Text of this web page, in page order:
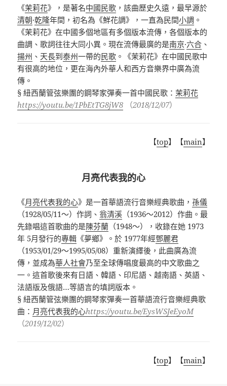
《茉莉花》，是著名中國民歌 ，該曲歷史久遠，最早源於
清朝·乾隆年間，初名為《鮮花調》，一直為民間小調 。
《茉莉花》在中國多個地區有多個版本流傳，各個版本的
曲調、歌詞往往大同小異。現在流傳最廣的是南京·六合 、
揚州 、 天長到泰州一帶的民歌 。《茉莉花》在中國民歌中
有很高的地位，更在海內外華人和西方音樂界中廣為流
傳。
§紐西蘭管弦樂團的鋼琴家彈奏一首中國民歌： 茉莉花
https://youtu.be/1PbEtTG8jW8
（2018/12/07）
【top】【main】
月亮代表我的心
《月亮代表我的心》是一首華語流行音樂經典歌曲，孫儀
（1928/05/11～）作詞、翁清溪 （1936～2012）作曲。最
先錄唱這首歌曲的是陳芬蘭 （1948～），收錄在她 1973
年 5月發行的專輯 《夢鄉》。於 1977年經鄧麗君
（1953/01/29～1995/05/08）重新演繹後，此曲廣為流
傳，並成為華人社會乃至全球傳唱度最高的中文歌曲之
一。這首歌後來有日語、韓語、印尼語、越南語、英語、
法語版及俄語…等語言的填詞版本。
§紐西蘭管弦樂團的鋼琴家彈奏一首華語流行音樂經典歌
曲： 月亮代表我的心https://youtu.be/EysWSJeEyoM
（2019/12/02）
【top】【main】